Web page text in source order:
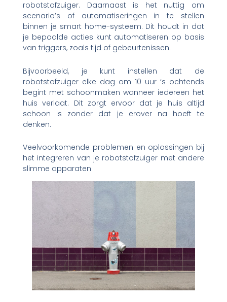
robotstofzuiger. Daarnaast is het nuttig om
scenario’s of automatiseringen in te stellen
binnen je smart home-systeem. Dit houdt in dat
je bepaalde acties kunt automatiseren op basis
van triggers, zoals tijd of gebeurtenissen.
Bijvoorbeeld, je kunt instellen dat de
robotstofzuiger elke dag om 10 uur ‘s ochtends
begint met schoonmaken wanneer iedereen het
huis verlaat. Dit zorgt ervoor dat je huis altijd
schoon is zonder dat je erover na hoeft te
denken.
Veelvoorkomende problemen en oplossingen bij
het integreren van je robotstofzuiger met andere
slimme apparaten